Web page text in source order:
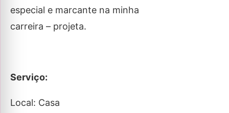
especial e marcante na minha
carreira – projeta.
Serviço:
Local: Casa